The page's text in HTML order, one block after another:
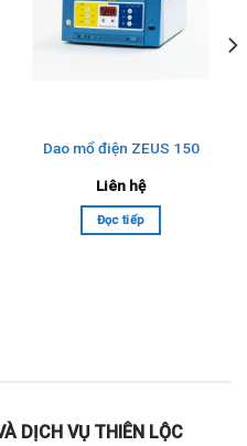
Dao mổ điện ZEUS 150
Liên hệ
Đọc tiếp
DỊCH VỤ THIÊN LỘC